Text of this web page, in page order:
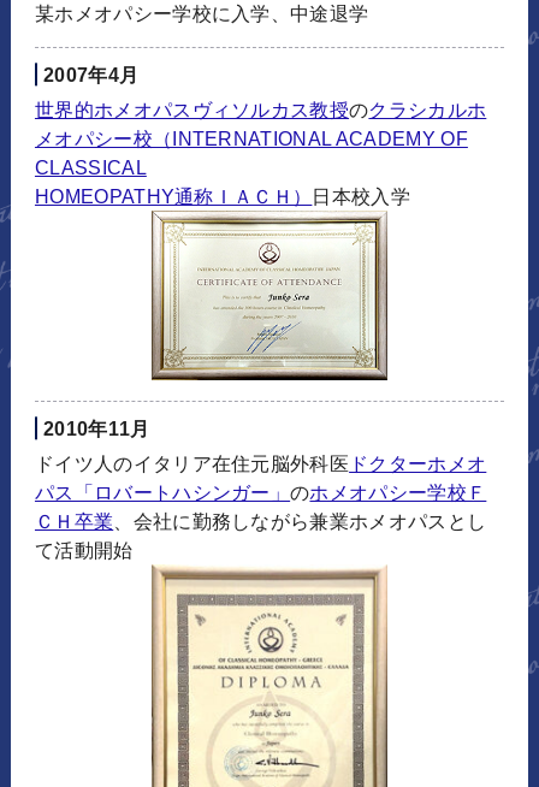
某ホメオパシー学校に入学、中途退学
2007年4月
世界的ホメオパスヴィソルカス教授のクラシカルホ
メオパシー校（INTERNATIONAL ACADEMY OF
CLASSICAL
HOMEOPATHY通称ＩＡＣＨ） 日本校入学
2010年11月
ドイツ人のイタリア在住元脳外科医 ドクターホメオ
パス「ロバートハシンガー」のホメオパシー学校Ｆ
ＣＨ卒業 、会社に勤務しながら兼業ホメオパスとし
て活動開始